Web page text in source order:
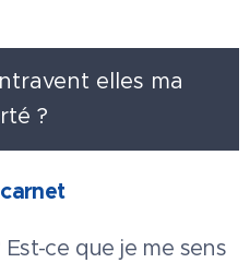
elles ma
?
Est-ce que je me sens